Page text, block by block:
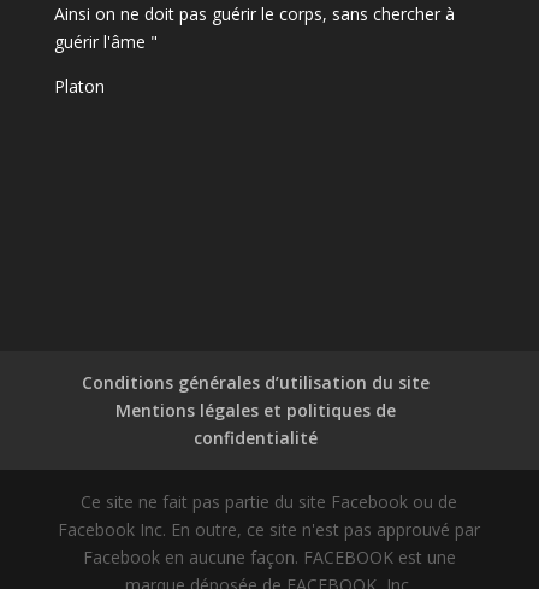
Ainsi on ne doit pas guérir le corps, sans chercher à
guérir l'âme "
Platon
Conditions générales d’utilisation du site
Mentions légales et politiques de
confidentialité
Ce site ne fait pas partie du site Facebook ou de
Facebook Inc. En outre, ce site n'est pas approuvé par
Facebook en aucune façon. FACEBOOK est une
marque déposée de FACEBOOK, Inc.